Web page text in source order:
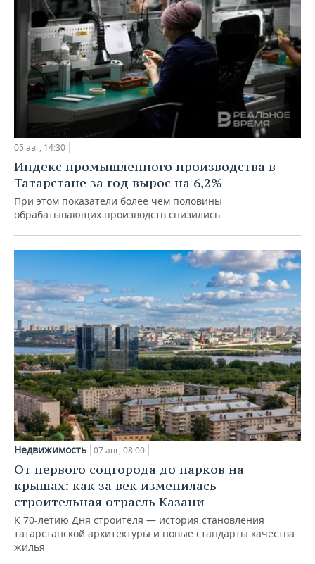
05 авг, 14:30
Индекс промышленного производства в
Татарстане за год вырос на 6,2%
При этом показатели более чем половины
обрабатывающих производств снизились
Недвижимость 07 авг, 08:00
От первого соцгорода до парков на
крышах: как за век изменилась
строительная отрасль Казани
К 70-летию Дня строителя — история становления
татарстанской архитектуры и новые стандарты качества
жилья